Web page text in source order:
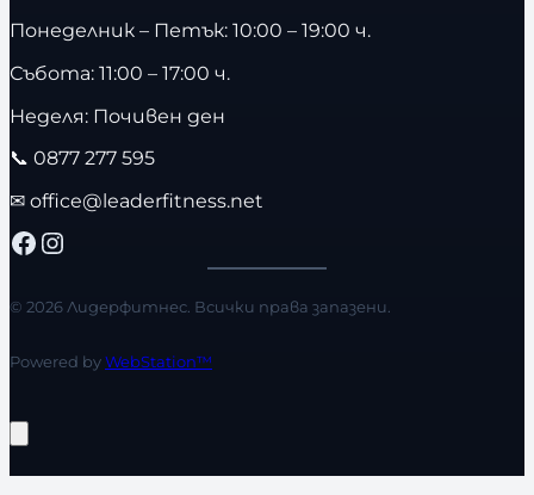
Понеделник – Петък: 10:00 – 19:00 ч.
Събота: 11:00 – 17:00 ч.
Неделя: Почивен ден
📞 0877 277 595
✉ office@leaderfitness.net
Facebook Instagram
© 2026 Лидерфитнес. Всички права запазени.
Powered byWebStation™